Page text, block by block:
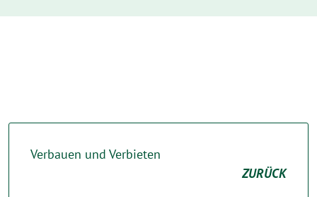
Verbauen und Verbieten
ZURÜCK